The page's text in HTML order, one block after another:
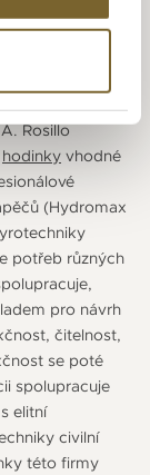
Rosillo
hodinky vhodné
(Hydromax
potřeb různých
pro návrh
čitelnost,
se poté
spolupracuje
elitní
civilní
této firmy